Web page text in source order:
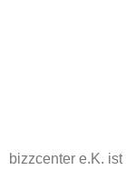
bizzcenter e.K.